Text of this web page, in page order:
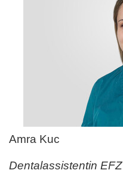
Amra Kuc
Dentalassistentin EFZ